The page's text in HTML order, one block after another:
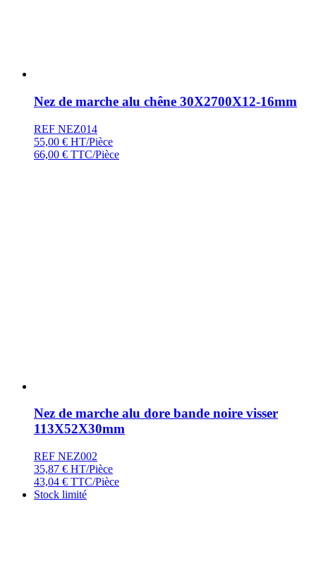
Nez de marche alu chêne 30X2700X12-16mm
REF NEZ014
55,00 € HT/Pièce
66,00 € TTC/Pièce
Nez de marche alu dore bande noire visser
113X52X30mm
REF NEZ002
35,87 € HT/Pièce
43,04 € TTC/Pièce
Stock limité